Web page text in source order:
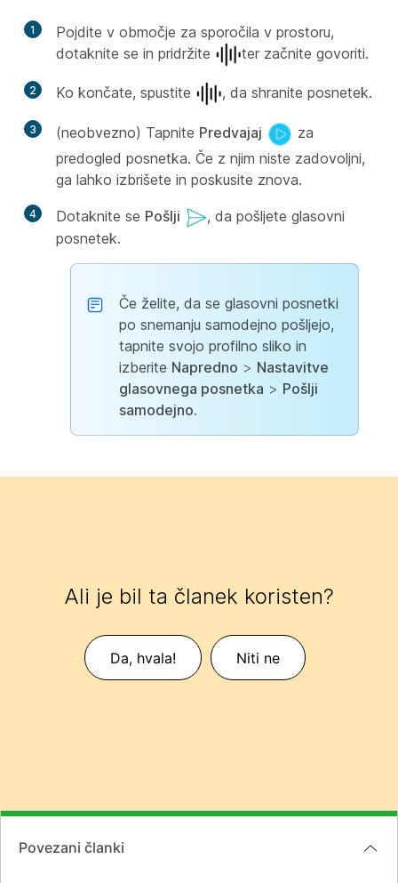
1
Pojdite v območje za sporočila v prostoru,
dotaknite se in pridržite
ter začnite govoriti.
2 Ko končate, spustite , da shranite posnetek.
3 (neobvezno) Tapnite Predvajaj
za
predogled posnetka. Če z njim niste zadovoljni,
ga lahko izbrišete in poskusite znova.
4 Dotaknite se Pošlji
, da pošljete glasovni
posnetek.
Če želite, da se glasovni posnetki
po snemanju samodejno pošljejo,
tapnite svojo profilno sliko in
izberite Napredno > Nastavitve
glasovnega posnetka > Pošlji
samodejno.
Ali je bil ta članek koristen?
Da, hvala! Niti ne
Povezani članki